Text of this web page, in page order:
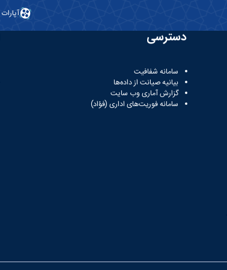
آپارات
دسترسی
سامانه شفافیت
بیانیه صیانت از داده‌ها
گزارش آماری وب‌ سایت
سامانه فوریت‌های اداری (فؤاد)